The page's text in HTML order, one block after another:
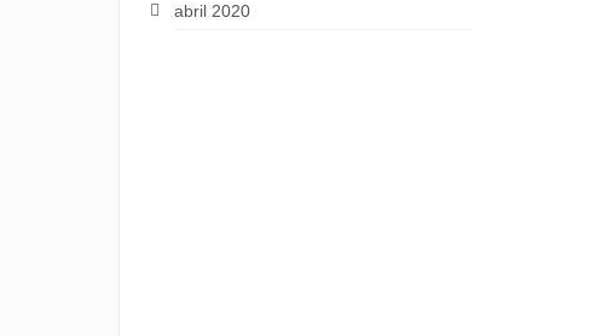
abril 2020